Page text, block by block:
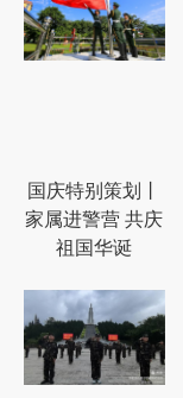
国庆特别策划丨
家属进警营 共庆
祖国华诞